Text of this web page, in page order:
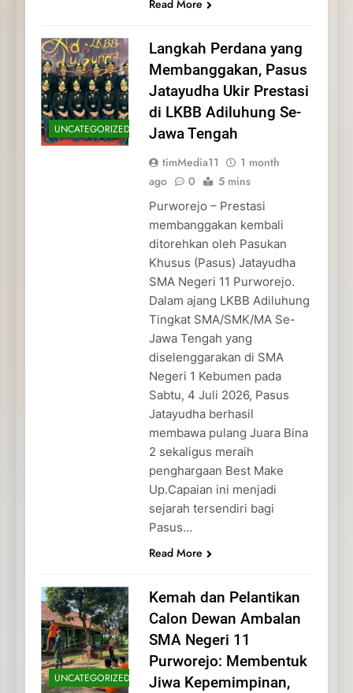
Read More
UNCATEGORIZED
Langkah Perdana yang
Membanggakan, Pasus
Jatayudha Ukir Prestasi
di LKBB Adiluhung Se-
Jawa Tengah
timMedia11
1 month
ago
0 5 mins
Purworejo – Prestasi
membanggakan kembali
ditorehkan oleh Pasukan
Khusus (Pasus) Jatayudha
SMA Negeri 11 Purworejo.
Dalam ajang LKBB Adiluhung
Tingkat SMA/SMK/MA Se-
Jawa Tengah yang
diselenggarakan di SMA
Negeri 1 Kebumen pada
Sabtu, 4 Juli 2026, Pasus
Jatayudha berhasil
membawa pulang Juara Bina
2 sekaligus meraih
penghargaan Best Make
Up.Capaian ini menjadi
sejarah tersendiri bagi
Pasus…
Read More
UNCATEGORIZED
Kemah dan Pelantikan
Calon Dewan Ambalan
SMA Negeri 11
Purworejo: Membentuk
Jiwa Kepemimpinan,